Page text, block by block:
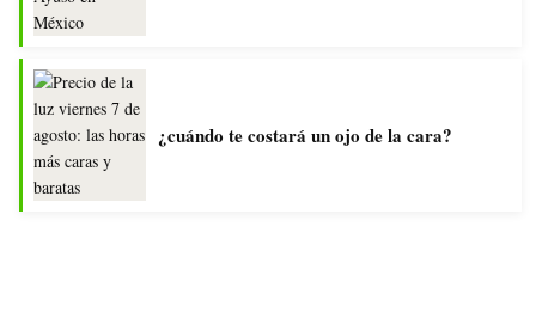
¿cuándo te costará un ojo de la cara?